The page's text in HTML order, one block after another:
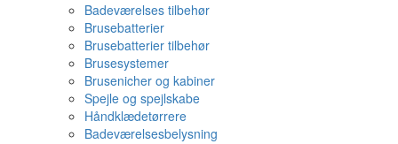
Badeværelses tilbehør
Brusebatterier
Brusebatterier tilbehør
Brusesystemer
Brusenicher og kabiner
Spejle og spejlskabe
Håndklædetørrere
Badeværelsesbelysning